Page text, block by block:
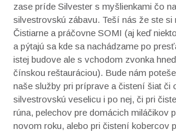
zase príde Silvester s myšlienkami čo
silvestrovskú zábavu. Teší nás že ste si
Čistiarne a práčovne SOMI (aj keď
a pýtajú sa kde sa nachádzame po
istej budove ale s vchodom zvonka
čínskou reštauráciou). Bude nám
naše služby pri príprave a čistení šiat či
silvestrovskú veselicu i po nej, či pri
rúna, pelechov pre domácich miláčikov
novom roku, alebo pri čistení kobercov